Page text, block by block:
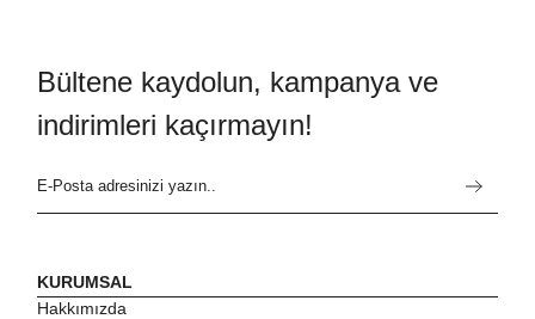
Bültene kaydolun, kampanya ve
indirimleri kaçırmayın!
KURUMSAL
Hakkımızda